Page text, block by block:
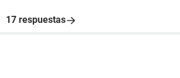
17 respuestas